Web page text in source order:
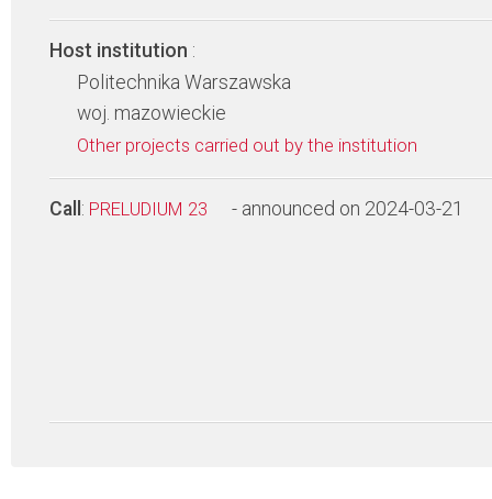
Host institution :
Politechnika Warszawska
woj. mazowieckie
Other projects carried out by the institution
Call : PRELUDIUM 23 - announced on 2024-03-21